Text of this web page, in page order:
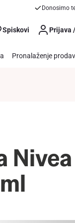
Donosimo
Spiskovi Prijava
Pronalaženje
Nivea